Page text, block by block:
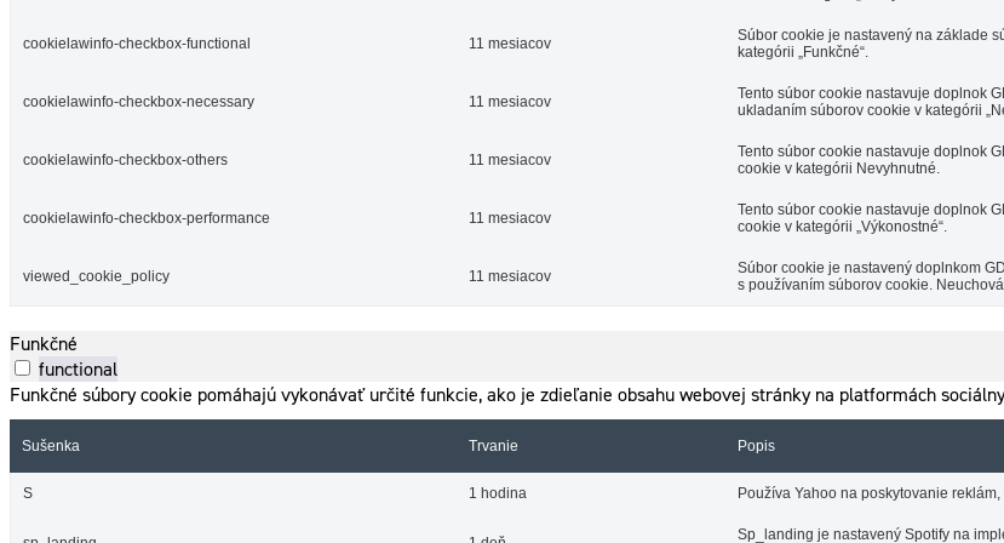
cookielawinfo-checkbox-functional 11 mesiacov
Súbor cookie je nastavený na základe
kategórii „Funkčné“.
cookielawinfo-checkbox-necessary 11 mesiacov
Tento súbor cookie nastavuje doplnok
ukladaním súborov cookie v kategórii
cookielawinfo-checkbox-others 11 mesiacov
Tento súbor cookie nastavuje doplnok
cookie v kategórii Nevyhnutné.
cookielawinfo-checkbox-performance 11 mesiacov
Tento súbor cookie nastavuje doplnok
cookie v kategórii „Výkonostné“.
viewed_cookie_policy 11 mesiacov
Súbor cookie je nastavený doplnkom
s používaním súborov cookie.
Funkčné
functional
Funkčné súbory cookie pomáhajú vykonávať určité funkcie, ako je zdieľanie obsahu webovej stránky na platformách
Sušenka Trvanie Popis
S 1 hodina Používa Yahoo na poskytovanie
Sp_landing je nastavený Spotify na